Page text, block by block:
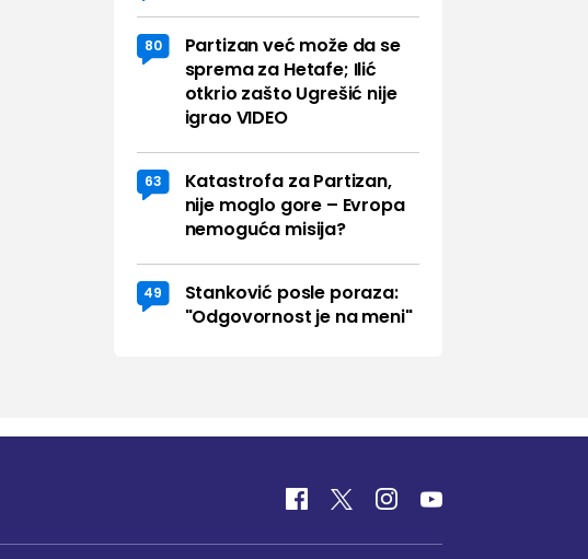
80
Partizan već može da se
sprema za Hetafe; Ilić
otkrio zašto Ugrešić nije
igrao VIDEO
63
Katastrofa za Partizan,
nije moglo gore – Evropa
nemoguća misija?
49
Stanković posle poraza:
"Odgovornost je na meni"